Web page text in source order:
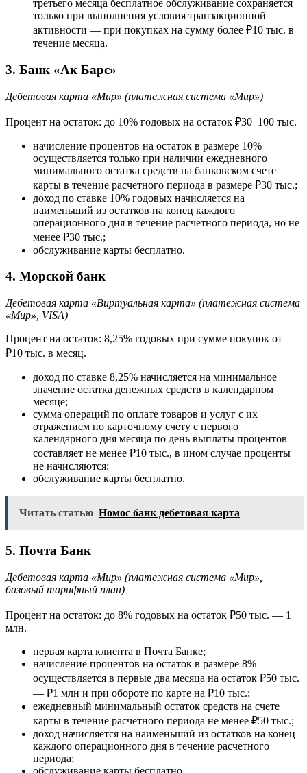
третьего месяца бесплатное обслуживание сохраняется
только при выполнения условия транзакционной
активности — при покупках на сумму более ₽10 тыс. в
течение месяца.
3. Банк «Ак Барс»
Дебетовая карта «Мир» (платежная система «Мир»)
Процент на остаток: до 10% годовых на остаток ₽30–100 тыс.
начисление процентов на остаток в размере 10%
осуществляется только при наличии ежедневного
минимального остатка средств на банковском счете
карты в течение расчетного периода в размере ₽30 тыс.;
доход по ставке 10% годовых начисляется на
наименьший из остатков на конец каждого
операционного дня в течение расчетного периода, но не
менее ₽30 тыс.;
обслуживание карты бесплатно.
4. Морской банк
Дебетовая карта «Виртуальная карта» (платежная система
«Мир», VISA)
Процент на остаток: 8,25% годовых при сумме покупок от
₽10 тыс. в месяц.
доход по ставке 8,25% начисляется на минимальное
значение остатка денежных средств в календарном
месяце;
сумма операций по оплате товаров и услуг с их
отражением по карточному счету c первого
календарного дня месяца по день выплаты процентов
составляет не менее ₽10 тыс., в ином случае проценты
не начисляются;
обслуживание карты бесплатно.
Читать статью Номос банк дебетовая карта
5. Почта Банк
Дебетовая карта «Мир» (платежная система «Мир»,
базовый тарифный план)
Процент на остаток: до 8% годовых на остаток ₽50 тыс. — 1
млн.
первая карта клиента в Почта Банке;
начисление процентов на остаток в размере 8%
осуществляется в первые два месяца на остаток ₽50 тыс.
— ₽1 млн и при обороте по карте на ₽10 тыс.;
ежедневный минимальный остаток средств на счете
карты в течение расчетного периода не менее ₽50 тыс.;
доход начисляется на наименьший из остатков на конец
каждого операционного дня в течение расчетного
периода;
обслуживание карты бесплатно.